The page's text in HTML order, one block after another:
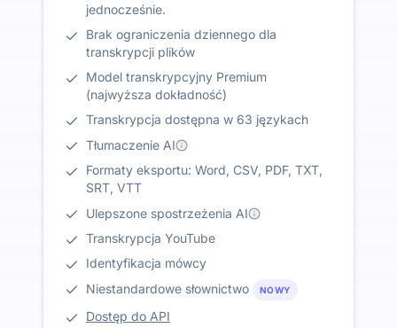
jednocześnie.
Brak ograniczenia dziennego dla
transkrypcji plików
Model transkrypcyjny Premium
(najwyższa dokładność)
Transkrypcja dostępna w 63 językach
Tłumaczenie AI
Formaty eksportu: Word, CSV, PDF, TXT,
SRT, VTT
Ulepszone spostrzeżenia AI
Transkrypcja YouTube
Identyfikacja mówcy
Niestandardowe słownictwo
NOWY
Dostęp do API